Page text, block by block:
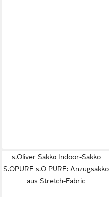
s.Oliver Sakko Indoor-Sakko
S.OPURE s.O PURE: Anzugsakko
aus Stretch-Fabric